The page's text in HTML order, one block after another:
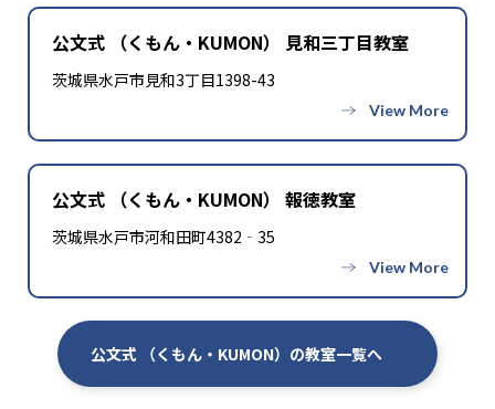
公文式 （くもん・KUMON） 見和三丁目教室
茨城県水戸市見和3丁目1398-43
公文式 （くもん・KUMON） 報徳教室
茨城県水戸市河和田町4382‐35
公文式 （くもん・KUMON）の教室一覧へ